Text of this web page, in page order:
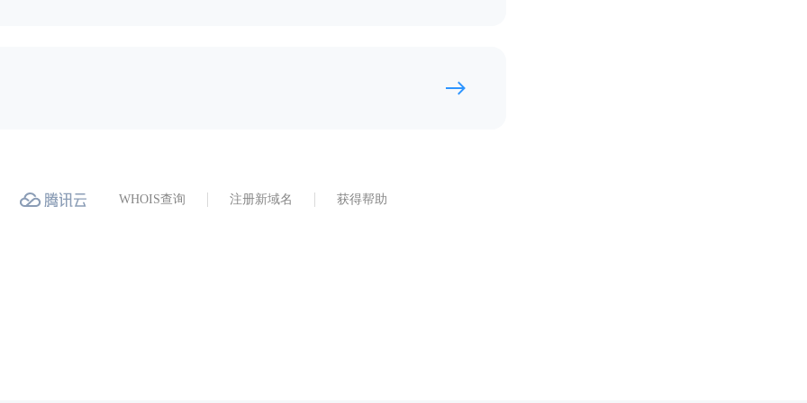
WHOIS查询 注册新域名 获得帮助